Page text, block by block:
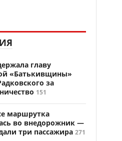
главу
«Батькивщины»
за
151
маршрутка
во внедорожник —
три пассажира 271